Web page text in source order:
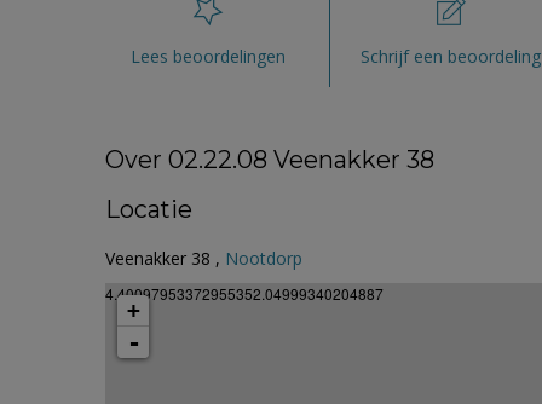
Lees beoordelingen Schrijf een beoordeling
Over 02.22.08 Veenakker 38
Locatie
Veenakker 38 , Nootdorp
4.40097953372955352.04999340204887
+
-